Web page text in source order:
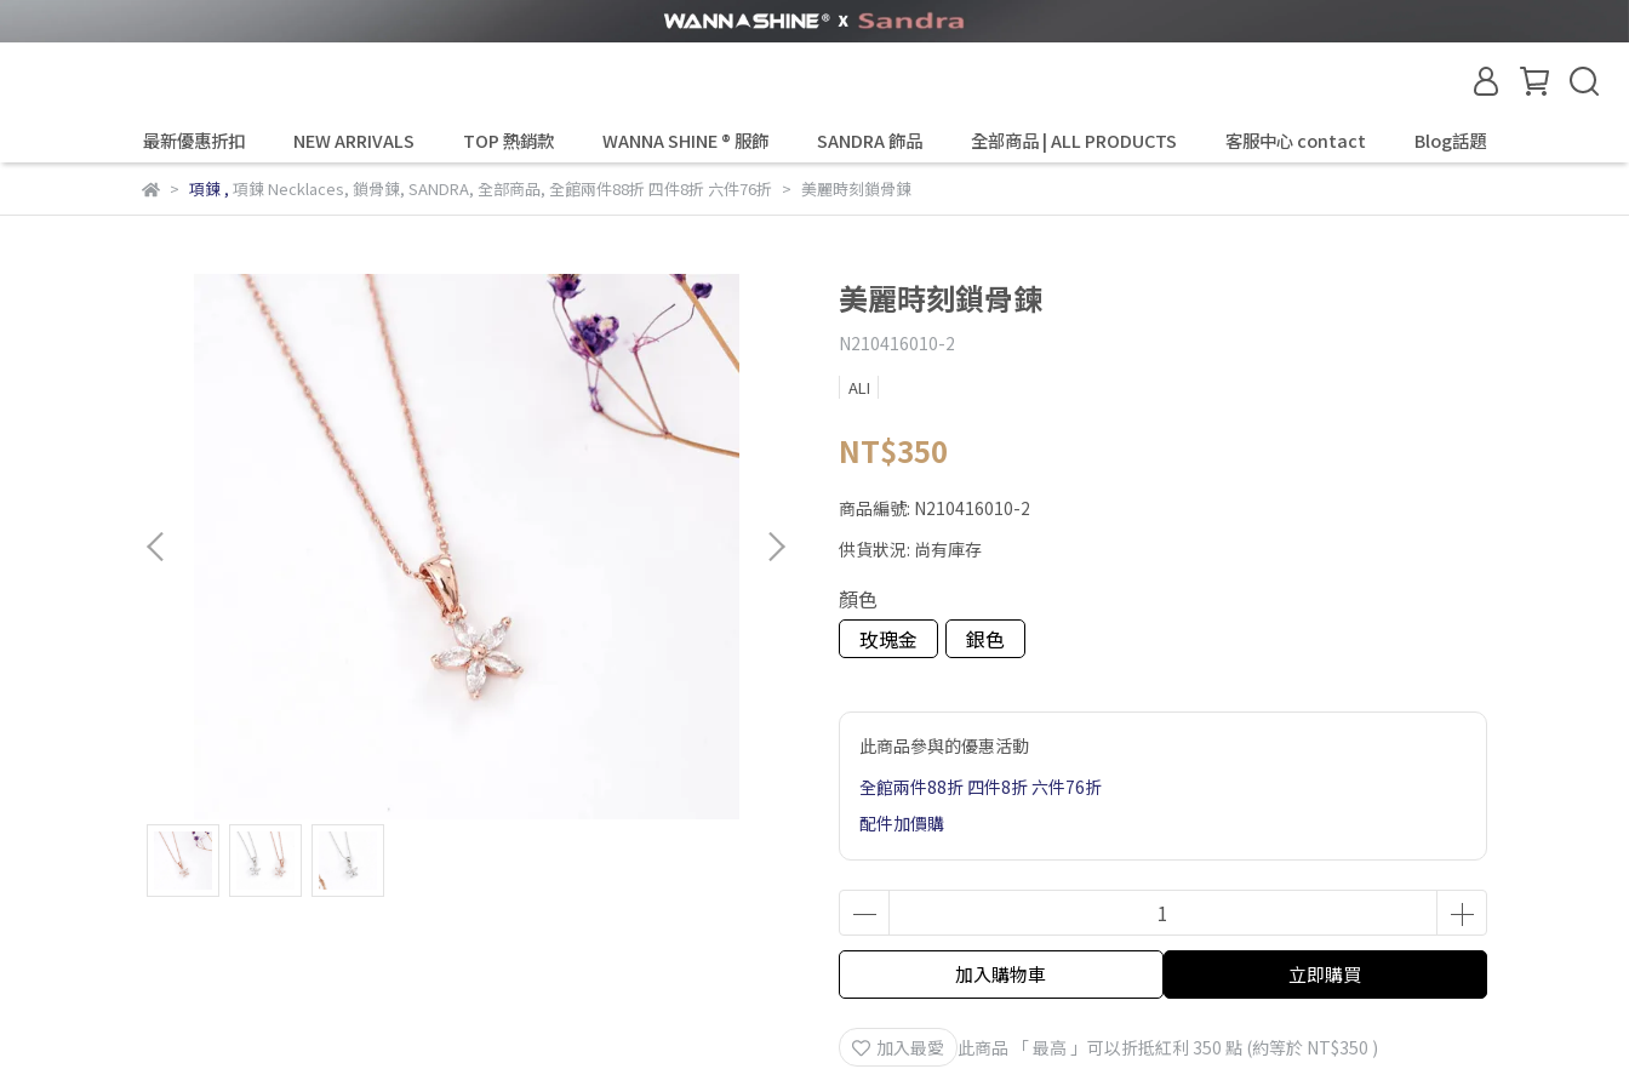
最新優惠折扣 NEW ARRIVALS TOP 熱銷款 WANNA SHINE ® 服飾 SANDRA 飾品 全部商品 | ALL PRODUCTS 客服中心 contact Blog話題
項鍊, 項鍊 Necklaces, 鎖骨鍊, SANDRA, 全部商品, 全館兩件88折 四件8折 六件76折 美麗時刻鎖骨鍊
美麗時刻鎖骨鍊
N210416010-2
ALI
NT$350
商品編號: N210416010-2
供貨狀況: 尚有庫存
顏色
玫瑰金
銀色
此商品參與的優惠活動
全館兩件88折 四件8折 六件76折
配件加價購
加入購物車 立即購買
加入最愛 此商品 「 最高 」可以折抵紅利 350 點 (約等於 NT$350 )